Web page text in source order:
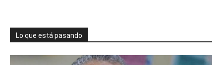
Lo que está pasando